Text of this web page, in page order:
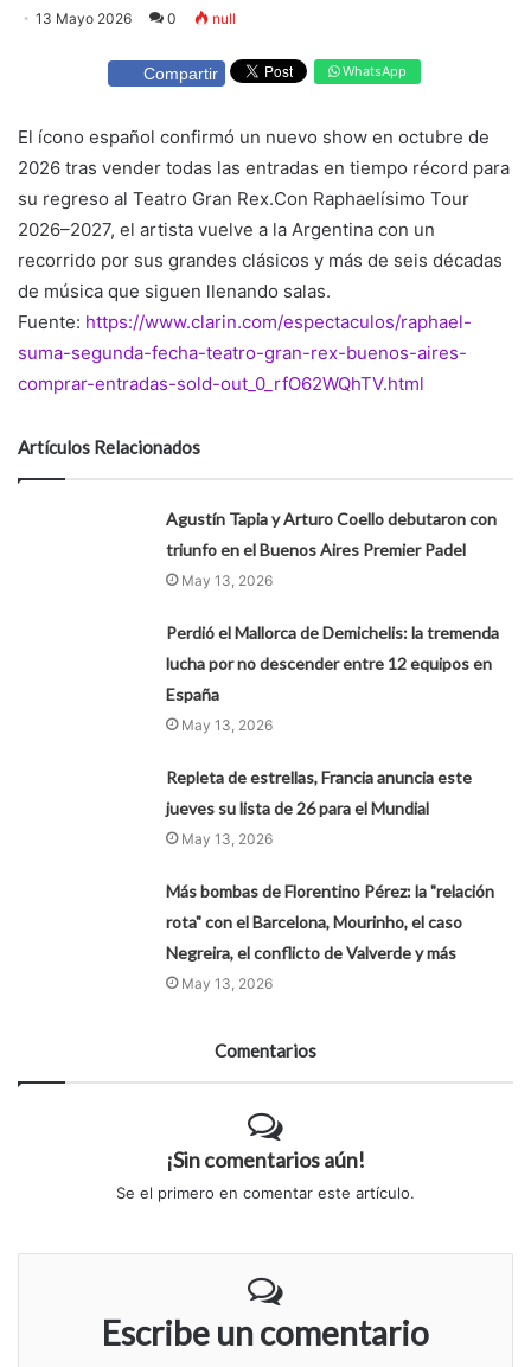
13 Mayo 2026 0 null
Compartir WhatsApp
El ícono español confirmó un nuevo show en octubre de
2026 tras vender todas las entradas en tiempo récord para
su regreso al Teatro Gran Rex.Con Raphaelísimo Tour
2026–2027, el artista vuelve a la Argentina con un
recorrido por sus grandes clásicos y más de seis décadas
de música que siguen llenando salas.
Fuente: https://www.clarin.com/espectaculos/raphael-
suma-segunda-fecha-teatro-gran-rex-buenos-aires-
comprar-entradas-sold-out_0_rfO62WQhTV.html
Artículos Relacionados
Agustín Tapia y Arturo Coello debutaron con
triunfo en el Buenos Aires Premier Padel
May 13, 2026
Perdió el Mallorca de Demichelis: la tremenda
lucha por no descender entre 12 equipos en
España
May 13, 2026
Repleta de estrellas, Francia anuncia este
jueves su lista de 26 para el Mundial
May 13, 2026
Más bombas de Florentino Pérez: la "relación
rota" con el Barcelona, Mourinho, el caso
Negreira, el conflicto de Valverde y más
May 13, 2026
Comentarios
¡Sin comentarios aún!
Se el primero en comentar este artículo.
Escribe un comentario